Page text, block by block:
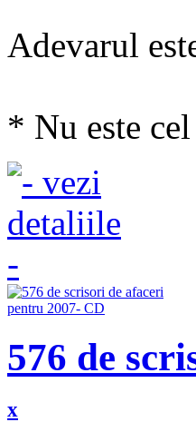
Adevarul
* Nu este
576 de
x